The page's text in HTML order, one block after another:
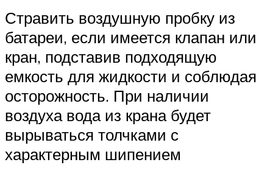
Стравить воздушную пробку из
батареи, если имеется клапан или
кран, подставив подходящую
емкость для жидкости и соблюдая
осторожность. При наличии
воздуха вода из крана будет
вырываться толчками с
характерным шипением